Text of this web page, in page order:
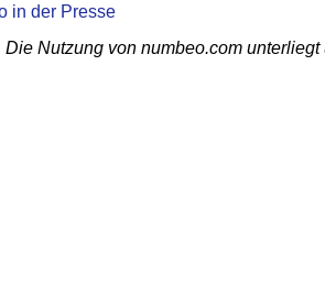
in der Presse
Nutzung von numbeo.com unterliegt